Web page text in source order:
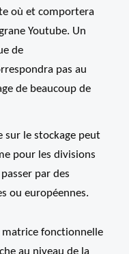
où et comportera
Youtube. Un
de
pas au
de beaucoup de
sur le stockage peut
pour les divisions
par des
ou européennes.
matrice fonctionnelle
au niveau de la